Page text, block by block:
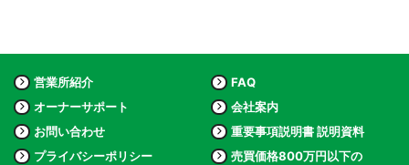
営業所紹介
オーナーサポート
お問い合わせ
プライバシーポリシー
FAQ
会社案内
重要事項説明書 説明資料
売買価格800万円以下の